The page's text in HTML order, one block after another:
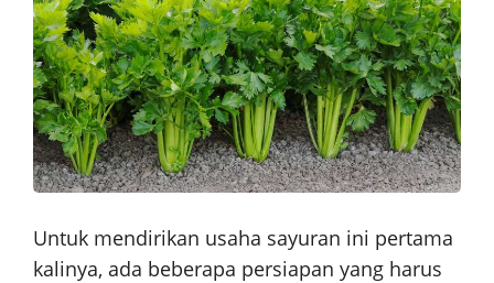
Untuk mendirikan usaha sayuran ini pertama
kalinya, ada beberapa persiapan yang harus